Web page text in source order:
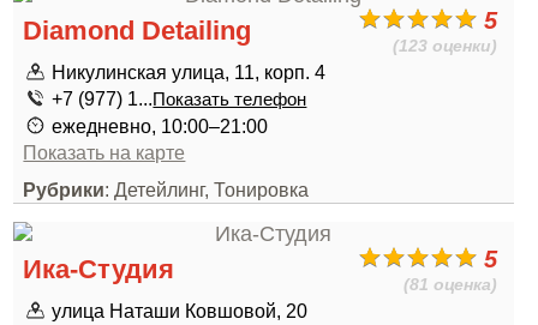
5
(123 оценки)
Diamond Detailing
Никулинская улица, 11, корп. 4
+7 (977) 1...Показать телефон
ежедневно, 10:00–21:00
Показать на карте
Рубрики: Детейлинг, Тонировка
5
(81 оценка)
Ика-Студия
улица Наташи Ковшовой, 20